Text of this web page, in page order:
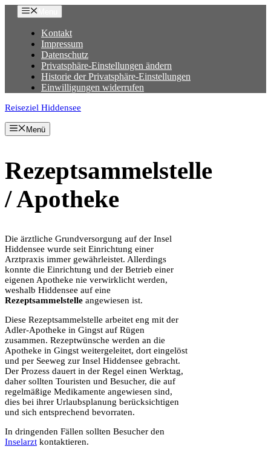
Zum
Inhalt
springen
Kontakt
Impressum
Datenschutz
Privatsphäre-Einstellungen ändern
Historie der Privatsphäre-Einstellungen
Einwilligungen widerrufen
Reiseziel Hiddensee
Menü
Rezeptsammelstelle
/ Apotheke
Die ärztliche Grundversorgung auf der Insel
Hiddensee wurde seit Einrichtung einer
Arztpraxis immer gewährleistet. Allerdings
konnte die Einrichtung und der Betrieb einer
eigenen Apotheke nie verwirklicht werden,
weshalb Hiddensee auf eine
Rezeptsammelstelle angewiesen ist.
Diese Rezeptsammelstelle arbeitet eng mit der
Adler-Apotheke in Gingst auf Rügen
zusammen. Rezeptwünsche werden an die
Apotheke in Gingst weitergeleitet, dort eingelöst
und per Seeweg zur Insel Hiddensee gebracht.
Der Prozess dauert in der Regel einen Werktag,
daher sollten Touristen und Besucher, die auf
regelmäßige Medikamente angewiesen sind,
dies bei ihrer Urlaubsplanung berücksichtigen
und sich entsprechend bevorraten.
In dringenden Fällen sollten Besucher den
Inselarzt kontaktieren.